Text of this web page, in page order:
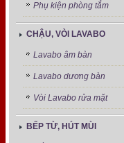
Phụ kiện phòng tắm
CHẬU, VÒI LAVABO
Lavabo âm bàn
Lavabo dương bàn
Vòi Lavabo rửa mặt
BẾP TỪ, HÚT MÙI